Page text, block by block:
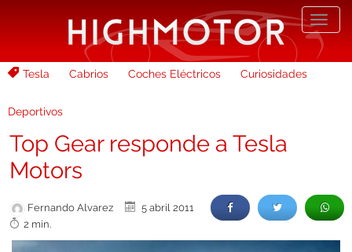
Tesla Cabrios Coches Eléctricos Curiosidades
Deportivos
Top Gear responde a Tesla
Motors
Fernando Alvarez
5 abril 2011
2 min.